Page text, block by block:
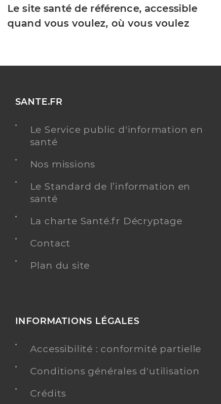
Le site santé de référence, accessible
quand vous voulez, où vous voulez
SANTE.FR
Le Service public d'information en
santé
Nos missions
Le Standard de l’information en
santé
La charte Santé.fr Décryptage
Contact
Plan du site
INFORMATIONS LÉGALES
Accessibilité : conformité partielle
Conditions générales d'utilisation
Crédits